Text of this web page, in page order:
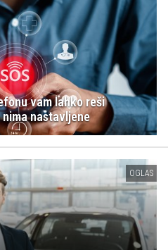
vam lahko reši
nastavljene
OGLAS